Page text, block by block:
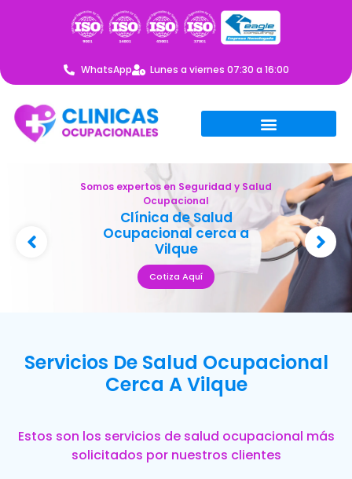
WhatsApp Lunes a viernes 07:30 a 16:00
Somos expertos en Seguridad y Salud
Ocupacional
Clínica de Salud
Ocupacional cerca a
Vilque
Cotiza Aquí
Servicios De Salud Ocupacional
Cerca A Vilque
Estos son los servicios de salud ocupacional más
solicitados por nuestros clientes